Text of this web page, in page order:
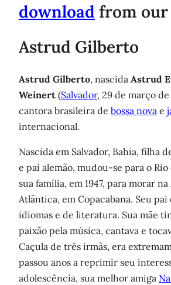
download from
Astrud Gilberto
Astrud Gilberto, nascida Astrud
Weinert (Salvador, 29 de março de
cantora brasileira de bossa nova e
internacional.
Nascida em Salvador, Bahia, filha
e pai alemão, mudou-se para o
sua família, em 1947, para morar
Atlântica, em Copacabana. Seu
idiomas e de literatura. Sua mãe
paixão pela música, cantava e
Caçula de três irmãs, era
passou anos a reprimir seu
adolescência, sua melhor amiga